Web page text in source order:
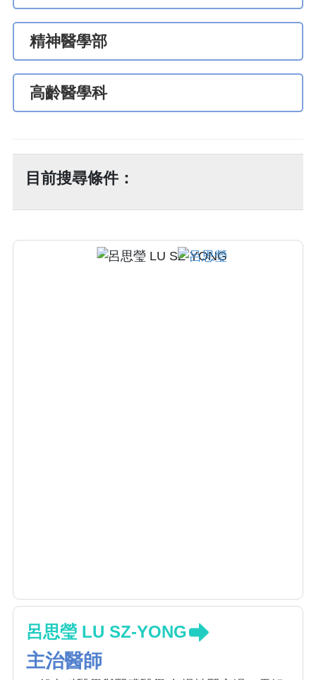
精神醫學部
高齡醫學科
目前搜尋條件：
呂思瑩 LU SZ-YONG
主治醫師